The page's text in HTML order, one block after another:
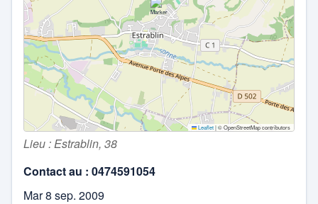
Leaflet|© OpenStreetMap contributors
Lieu : Estrablin, 38
Contact au : 0474591054
Mar 8 sep. 2009